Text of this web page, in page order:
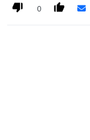
0